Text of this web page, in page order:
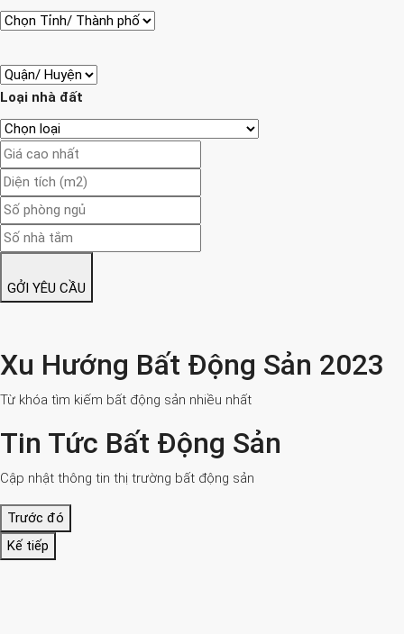
Loại nhà đất
GỞI YÊU CẦU
Xu Hướng Bất Động Sản 2023
Từ khóa tìm kiếm bất động sản nhiều nhất
Tin Tức Bất Động Sản
Cập nhật thông tin thị trường bất động sản
Trước đó
Kế tiếp